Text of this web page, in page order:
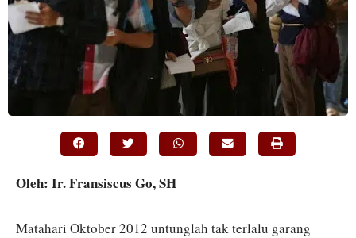
Oleh: Ir. Fransiscus Go, SH
Matahari Oktober 2012 untunglah tak terlalu garang